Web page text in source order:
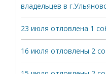
владельцев в
23 июля отловлена 1
16 июля отловлены 2